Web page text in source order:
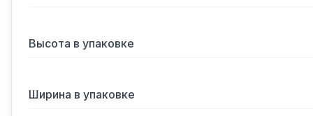
Высота в упаковке
Ширина в упаковке